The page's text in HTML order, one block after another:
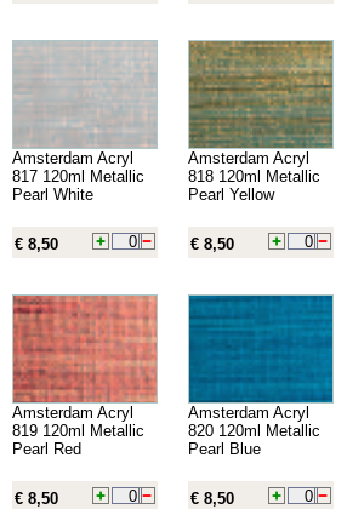
Amsterdam Acryl
817 120ml Metallic
Pearl White
€ 8,50
Amsterdam Acryl
818 120ml Metallic
Pearl Yellow
€ 8,50
Amsterdam Acryl
819 120ml Metallic
Pearl Red
€ 8,50
Amsterdam Acryl
820 120ml Metallic
Pearl Blue
€ 8,50